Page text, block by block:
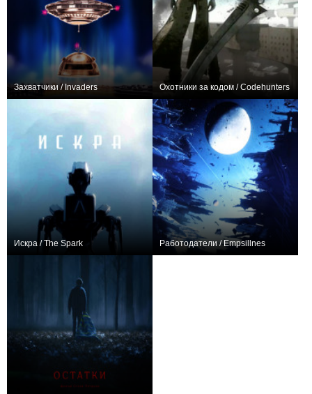
Захватчики / Invaders Охотники за кодом / Codehunters
Искра / The Spark Работодатели / Empsillnes